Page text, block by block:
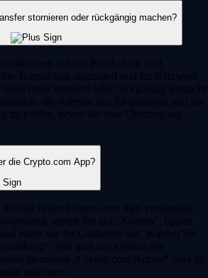
stornieren oder rückgängig machen?
auf der Blockchain sind
Transaktion autorisiert und im Netzwerk
mehr storniert oder rückgängig gemacht
die Adresse des Empfängers und die
zu prüfen, bevor Sie eine Übertragung
die Crypto.com App?
in der Crypto.com App versenden,
gehen Sie auf „Konten“, tippen
rufen Sie Ihr Guthaben auf. Wählen Sie
Von dort aus können Sie
an andere „Crypto.com Nutzer“ oder an
möchten.